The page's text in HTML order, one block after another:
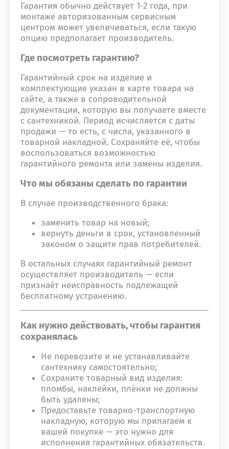
Гарантия обычно действует 1-2 года, при
монтаже авторизованным сервисным
центром может увеличиваться, если такую
опцию предполагает производитель.
Где посмотреть гарантию?
Гарантийный срок на изделие и
комплектующие указан в карте товара на
сайте, а также в сопроводительной
документации, которую вы получаете вместе
с сантехникой. Период исчисляется с даты
продажи — то есть, с числа, указанного в
товарной накладной. Сохраняйте её, чтобы
воспользоваться возможностью
гарантийного ремонта или замены изделия.
Что мы обязаны сделать по гарантии
В случае производственного брака:
заменить товар на новый;
вернуть деньги в срок, установленный
законом о защите прав потребителей.
В остальных случаях гарантийный ремонт
осуществляет производитель — если
признаёт неисправность подлежащей
бесплатному устранению.
Как нужно действовать, чтобы гарантия
сохранялась
Не перевозите и не устанавливайте
сантехнику самостоятельно;
Сохраните товарный вид изделия:
пломбы, наклейки, плёнки не должны
быть удалены;
Предоставьте товарно-транспортную
накладную, которую мы прилагаем к
вашей покупке — это нужно для
исполнения гарантийных обязательств.